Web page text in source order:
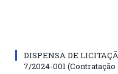
DISPENSA DE
7/2024-001 (Contratação